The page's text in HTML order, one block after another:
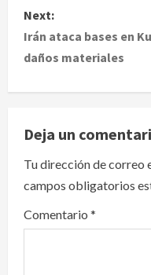
t
n
a
v
i
g
a
Next:
Irán ataca bases en
daños materiales
Deja un
Tu dirección de correo
campos obligatorios
Comentario *